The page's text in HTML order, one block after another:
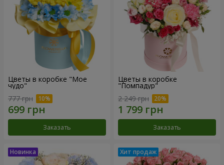
Цветы в коробке "Мое
чудо"
777 грн
Заказать
Цветы в коробке
"Помпадур"
2 249 грн
Заказать